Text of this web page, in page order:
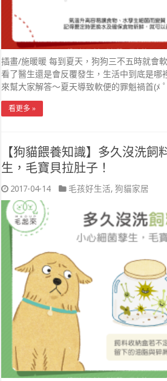
插畫/施暖暖 每到夏天，狗狗三不五時就會
看了醫生還是會反覆發生，生活中到底是哪
來幫大家解答～夏天導致軟便的罪魁禍首(ﾒ
看更多 »
【狗貓餵養知識】多久沒洗飼
生，毛寶貝拉肚子！
2017-04-14 毛孩好生活,狗貓家居